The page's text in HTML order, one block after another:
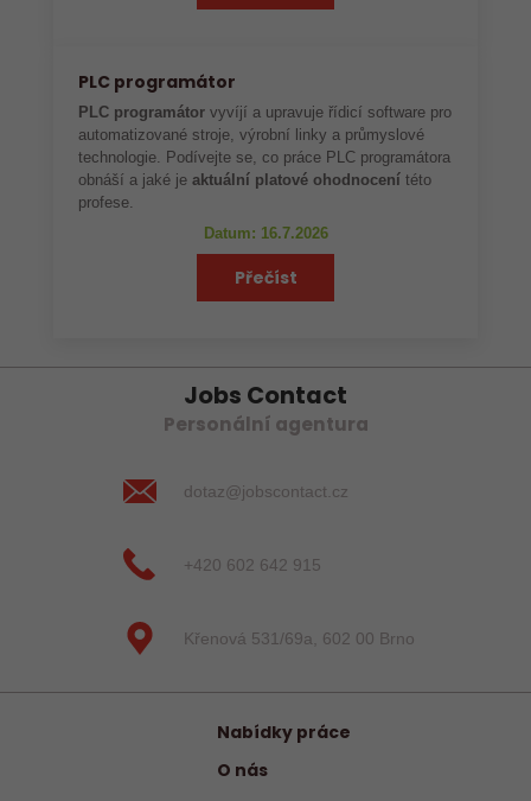
PLC programátor
PLC programátor vyvíjí a upravuje řídicí software pro
automatizované stroje, výrobní linky a průmyslové
technologie. Podívejte se, co práce PLC programátora
obnáší a jaké je aktuální platové ohodnocení této
profese.
Datum: 16.7.2026
Přečíst
Jobs Contact
Personální agentura
dotaz@jobscontact.cz
+420 602 642 915
Křenová 531/69a, 602 00 Brno
Nabídky práce
O nás